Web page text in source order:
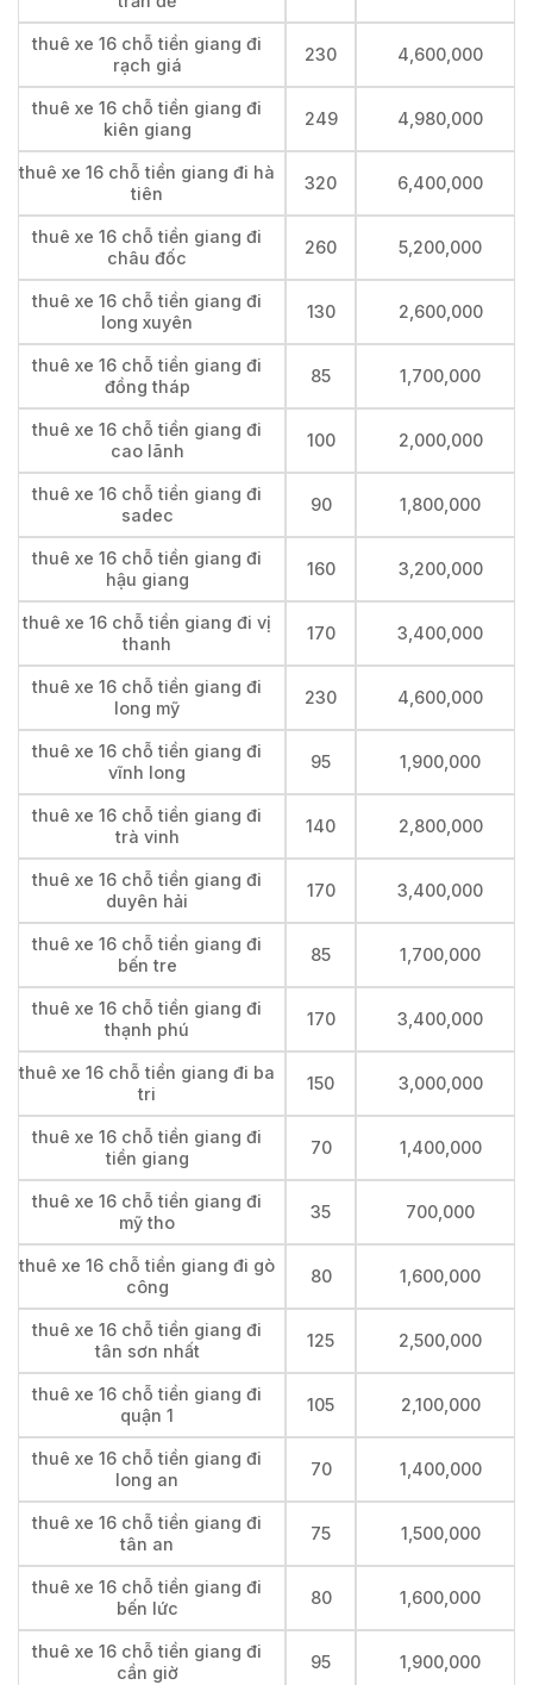
thuê xe 16 chỗ tiền giang đi
rạch giá
230 4,600,000
thuê xe 16 chỗ tiền giang đi
kiên giang
249 4,980,000
thuê xe 16 chỗ tiền giang đi hà
tiên
320 6,400,000
thuê xe 16 chỗ tiền giang đi
châu đốc
260 5,200,000
thuê xe 16 chỗ tiền giang đi
long xuyên
130 2,600,000
thuê xe 16 chỗ tiền giang đi
đồng tháp
85 1,700,000
thuê xe 16 chỗ tiền giang đi
cao lãnh
100 2,000,000
thuê xe 16 chỗ tiền giang đi
sadec
90 1,800,000
thuê xe 16 chỗ tiền giang đi
hậu giang
160 3,200,000
thuê xe 16 chỗ tiền giang đi vị
thanh
170 3,400,000
thuê xe 16 chỗ tiền giang đi
long mỹ
230 4,600,000
thuê xe 16 chỗ tiền giang đi
vĩnh long
95 1,900,000
thuê xe 16 chỗ tiền giang đi
trà vinh
140 2,800,000
thuê xe 16 chỗ tiền giang đi
duyên hải
170 3,400,000
thuê xe 16 chỗ tiền giang đi
bến tre
85 1,700,000
thuê xe 16 chỗ tiền giang đi
thạnh phú
170 3,400,000
thuê xe 16 chỗ tiền giang đi ba
tri
150 3,000,000
thuê xe 16 chỗ tiền giang đi
tiền giang
70 1,400,000
thuê xe 16 chỗ tiền giang đi
mỹ tho
35 700,000
thuê xe 16 chỗ tiền giang đi gò
công
80 1,600,000
thuê xe 16 chỗ tiền giang đi
tân sơn nhất
125 2,500,000
thuê xe 16 chỗ tiền giang đi
quận 1
105 2,100,000
thuê xe 16 chỗ tiền giang đi
long an
70 1,400,000
thuê xe 16 chỗ tiền giang đi
tân an
75 1,500,000
thuê xe 16 chỗ tiền giang đi
bến lức
80 1,600,000
thuê xe 16 chỗ tiền giang đi
cần giờ
95 1,900,000